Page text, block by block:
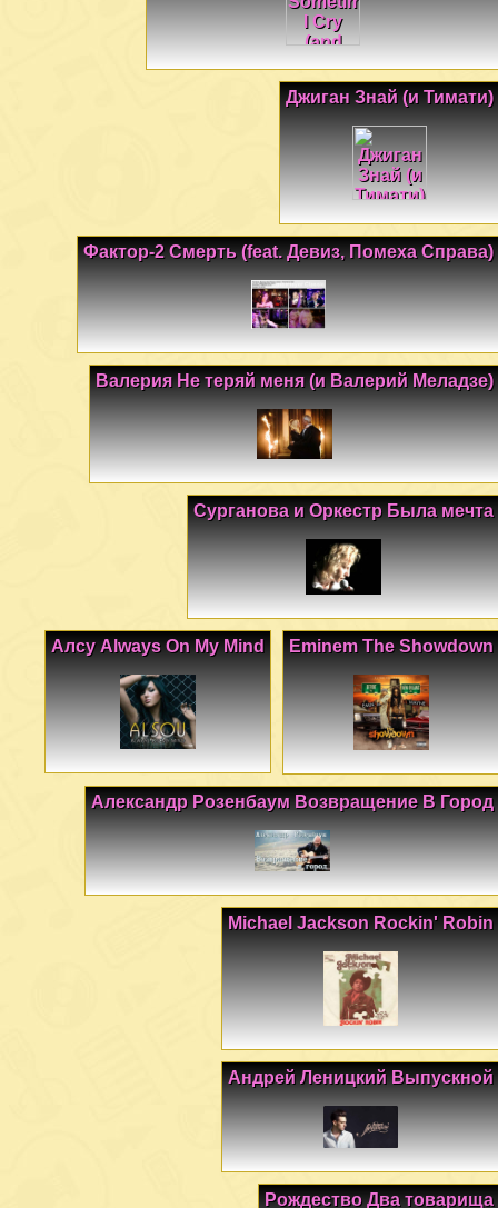
Джиган Знай (и Тимати)
Фактор-2 Смерть (feat. Девиз, Помеха Справа)
Валерия Не теряй меня (и Валерий Меладзе)
Сурганова и Оркестр Была мечта
Eminem The Showdown
Алсу Always On My Mind
Александр Розенбаум Возвращение В Город
Michael Jackson Rockin' Robin
Андрей Леницкий Выпускной
Рождество Два товарища